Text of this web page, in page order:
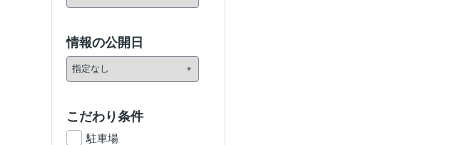
情報の公開日
こだわり条件
駐車場